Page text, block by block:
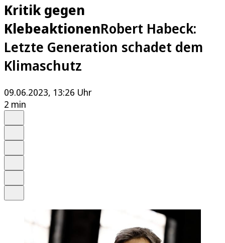
Kritik gegen
KlebeaktionenRobert Habeck:
Letzte Generation schadet dem
Klimaschutz
09.06.2023, 13:26 Uhr
2 min